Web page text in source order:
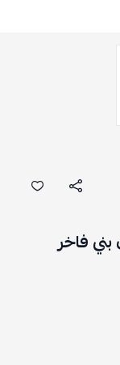
بني فاخر